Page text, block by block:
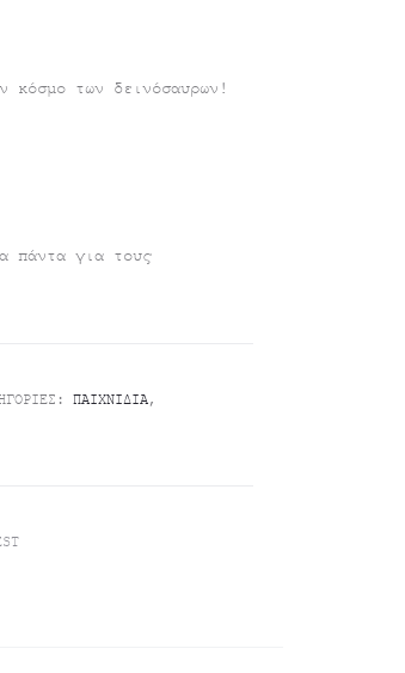
κόσμο των δεινόσαυρων!
πάντα για τους
ΠΑΙΧΝΊΔΙΑ,